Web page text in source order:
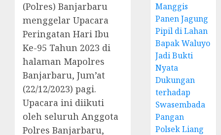
(Polres) Banjarbaru
menggelar Upacara
Peringatan Hari Ibu
Ke-95 Tahun 2023 di
halaman Mapolres
Banjarbaru, Jum’at
(22/12/2023) pagi.
Upacara ini diikuti
oleh seluruh Anggota
Polres Banjarbaru,
Manggis
Panen Jagung
Pipil di Lahan
Bapak Waluyo
Jadi Bukti
Nyata
Dukungan
terhadap
Swasembada
Pangan
Polsek Liang